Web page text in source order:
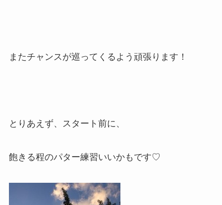
またチャンスが巡ってくるよう頑張ります！
とりあえず、スタート前に、
飽きる程のパター練習いいかもです♡